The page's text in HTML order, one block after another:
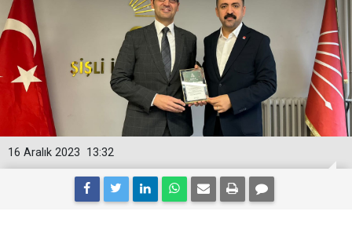
13:32
16 Aralık 2023